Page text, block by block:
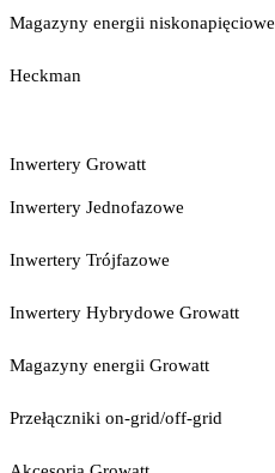
Magazyny energii niskonapięciowe
Heckman
Inwertery Growatt
Inwertery Jednofazowe
Inwertery Trójfazowe
Inwertery Hybrydowe Growatt
Magazyny energii Growatt
Przełączniki on-grid/off-grid